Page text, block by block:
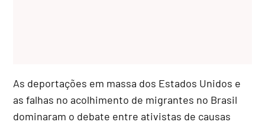
As deportações em massa dos Estados Unidos e
as falhas no acolhimento de migrantes no Brasil
dominaram o debate entre ativistas de causas